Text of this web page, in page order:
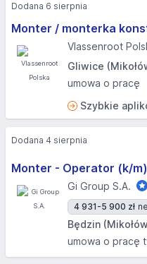
Monter / monterka
Vlassenroot
Gliwice
umowa o pracę
Szybkie
Dodana 6 sierpnia
Monter - Operator (k/m)
Gi Group S.A.
4 931-5 900 zł
Będzin
umowa o pracę
Dodana 4 sierpnia